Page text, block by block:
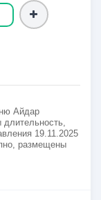
Айдар
19.11.2025
размещены